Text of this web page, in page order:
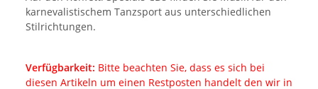
karnevalistischem Tanzsport aus unterschiedlichen
Stilrichtungen.
Verfügbarkeit: Bitte beachten Sie, dass es sich bei
diesen Artikeln um einen Restposten handelt den wir in